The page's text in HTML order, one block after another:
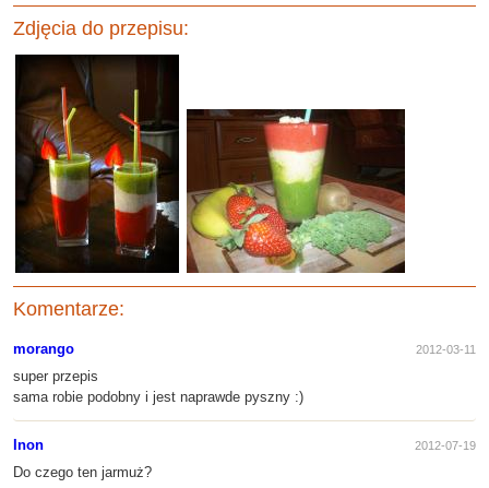
Zdjęcia do przepisu:
Komentarze:
morango 2012-03-11
super przepis
sama robie podobny i jest naprawde pyszny :)
Inon 2012-07-19
Do czego ten jarmuż?